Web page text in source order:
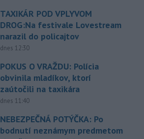
TAXIKÁR POD VPLYVOM
DROG:Na festivale Lovestream
narazil do policajtov
dnes 12:30
POKUS O VRAŽDU: Polícia
obvinila mladíkov, ktorí
zaútočili na taxikára
dnes 11:40
NEBEZPEČNÁ POTÝČKA: Po
bodnutí neznámym predmetom